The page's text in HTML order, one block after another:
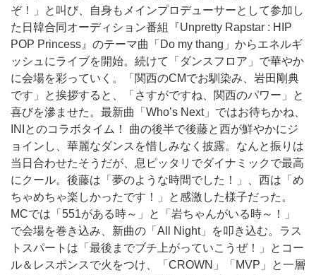
ぞ！」と叫び、自身もメインプロデューサーとして参加し
た日韓合同オーディション番組『Unpretty Rapstar : HIP
POP Princess』のテーマ曲「Do my thang」からエネルギ
ッシュにライブを開始。続けて「ダンスフロア」で華やか
に会場を彩っていく。「関西のCMでお馴染み、岩田剛典
です」と挨拶すると、「さすがですね、関西のパワー」と
喜びを滲ませた。最新曲「Who’s Next」ではお待ちかね、
INIとのコラボタイム！ 曲の後半で後藤と西が鮮やかにジ
ョインし、華麗なダンスを惜しみなく披露。なんと振りは
当日合わせたそうだが、息ピッタリでダイナミックで最高
にクール。後藤は「夢のような時間でした！」、西は「め
ちゃめちゃ楽しかったです！」と感激した様子だった。
MCでは「551がある時～」と「岩ちゃんがいる時～！」
で会場を巻き込み、新曲の「All Night」を叩き込む。ラス
トスパートは「最後までブチ上がっていこうぜ！」とコー
ル＆レスポンスで火をつけ、「CROWN」「MVP」と一層